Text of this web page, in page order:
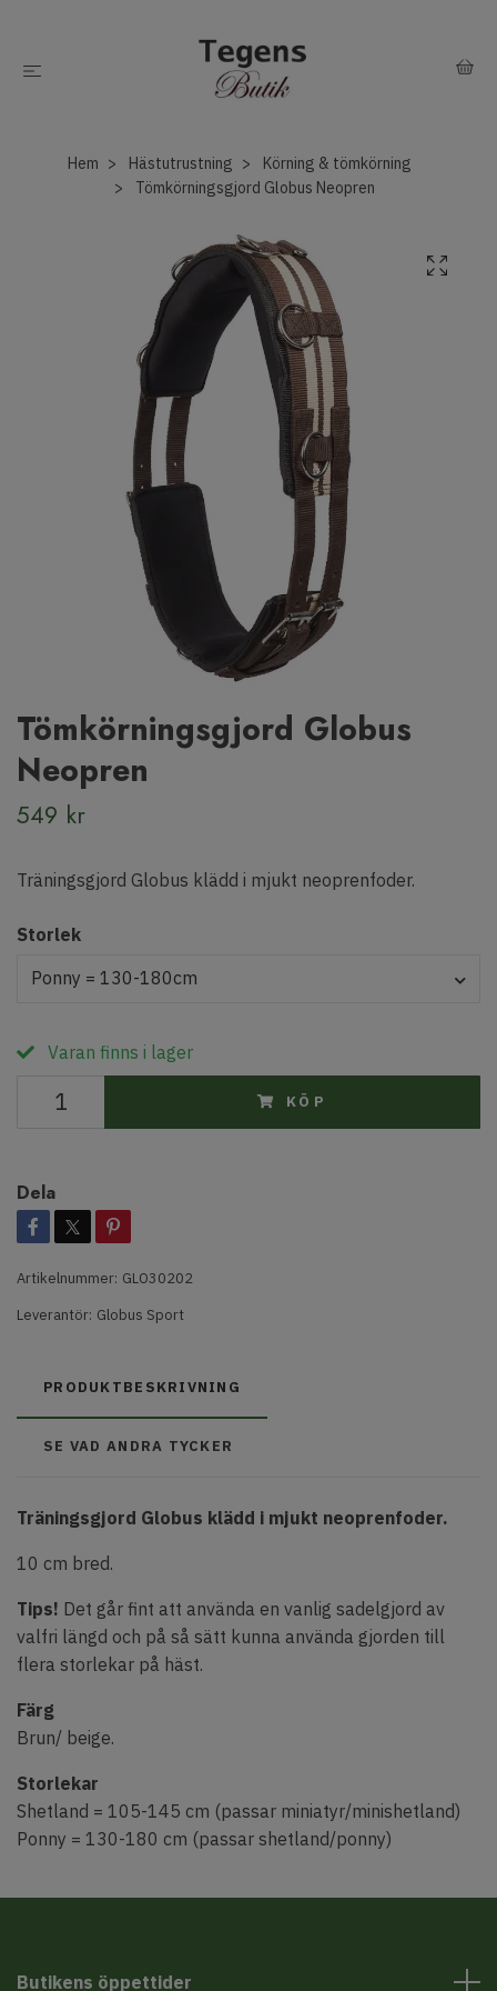
Hem Hästutrustning
Körning & tömkörning
Tömkörningsgjord Globus Neopren
Tömkörningsgjord Globus
Neopren
549 kr
Träningsgjord Globus klädd i mjukt neoprenfoder.
Storlek
Ponny = 130-180cm
Varan finns i lager
KÖP
Dela
Artikelnummer: GLO30202
Leverantör: Globus Sport
PRODUKTBESKRIVNING
SE VAD ANDRA TYCKER
Träningsgjord Globus klädd i mjukt neoprenfoder.
10 cm bred.
Tips! Det går fint att använda en vanlig sadelgjord av
valfri längd och på så sätt kunna använda gjorden till
flera storlekar på häst.
Färg
Brun/ beige.
Storlekar
Shetland = 105-145 cm (passar miniatyr/minishetland)
Ponny = 130-180 cm (passar shetland/ponny)
Butikens öppettider